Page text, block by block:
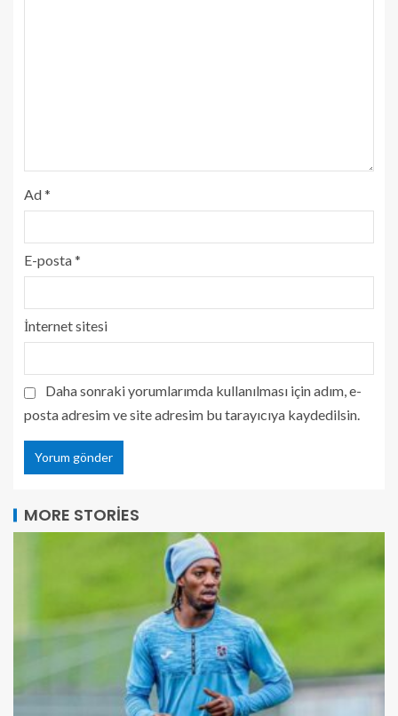
Ad*
E-posta*
İnternet sitesi
Daha sonraki yorumlarımda kullanılması için adım, e-
posta adresim ve site adresim bu tarayıcıya kaydedilsin.
MORE STORIES